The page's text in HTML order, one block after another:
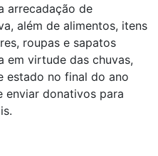
arrecadação de
além de alimentos, itens
roupas e sapatos
em virtude das chuvas,
estado no final do ano
enviar donativos para